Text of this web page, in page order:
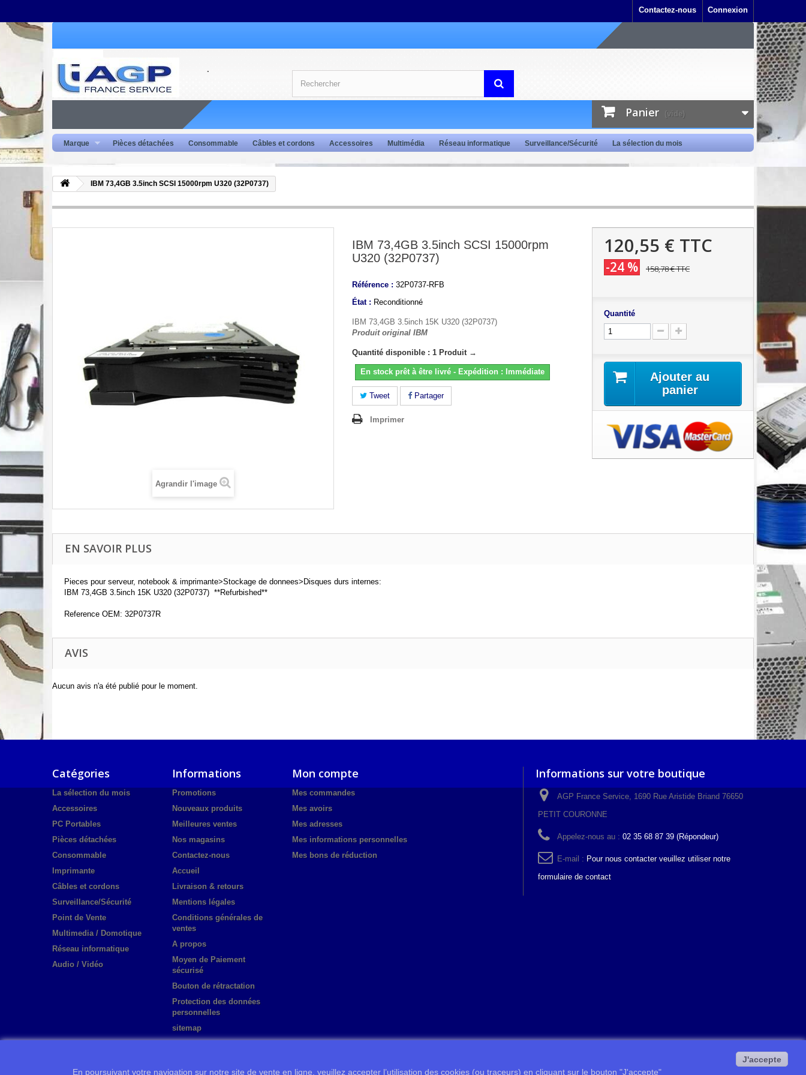
Connexion
Contactez-nous
Panier (vide)
Marque Pièces détachées Consommable Câbles et cordons Accessoires Multimédia Réseau informatique Surveillance/Sécurité La sélection du mois
IBM 73,4GB 3.5inch SCSI 15000rpm U320 (32P0737)
Agrandir l'image
IBM 73,4GB 3.5inch SCSI 15000rpm
U320 (32P0737)
Référence : 32P0737-RFB
État : Reconditionné
IBM 73,4GB 3.5inch 15K U320 (32P0737)
Produit original IBM
Quantité disponible : 1 Produit →
En stock prêt à être livré - Expédition : Immédiate
Tweet Partager
Imprimer
120,55 € TTC
-24 % 158,78 €TTC
Quantité
Ajouter au
panier
EN SAVOIR PLUS
Pieces pour serveur, notebook & imprimante>Stockage de donnees>Disques durs internes:
IBM 73,4GB 3.5inch 15K U320 (32P0737) **Refurbished**
Reference OEM: 32P0737R
AVIS
Aucun avis n'a été publié pour le moment.
Catégories
La sélection du mois
Accessoires
PC Portables
Pièces détachées
Consommable
Imprimante
Câbles et cordons
Surveillance/Sécurité
Point de Vente
Multimedia / Domotique
Réseau informatique
Audio / Vidéo
Informations
Promotions
Nouveaux produits
Meilleures ventes
Nos magasins
Contactez-nous
Accueil
Livraison & retours
Mentions légales
Conditions générales de
ventes
A propos
Moyen de Paiement
sécurisé
Bouton de rétractation
Protection des données
personnelles
sitemap
Mon compte
Mes commandes
Mes avoirs
Mes adresses
Mes informations personnelles
Mes bons de réduction
Informations sur votre boutique
AGP France Service, 1690 Rue Aristide Briand 76650
PETIT COURONNE
Appelez-nous au : 02 35 68 87 39 (Répondeur)
E-mail : Pour nous contacter veuillez utiliser notre
formulaire de contact
En poursuivant votre navigation sur notre site de vente en ligne, veuillez accepter l’utilisation des cookies (ou traceurs) en cliquant sur le bouton "J'accepte"
J'accepte